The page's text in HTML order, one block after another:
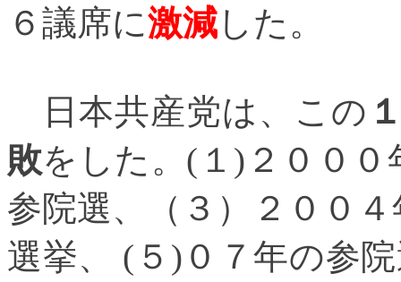
６議席に激減した。
日本共産党は、この
敗をした。 ( １ ) ２００
参院選、（３）２００
選挙、
( ５ ) ０７年の参